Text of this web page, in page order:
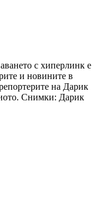
с хиперлинк е
и новините в
на Дарик
Снимки: Дарик